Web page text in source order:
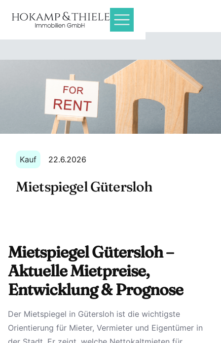
Kauf 22.6.2026
Mietspiegel Gütersloh
Mietspiegel Gütersloh –
Aktuelle Mietpreise,
Entwicklung & Prognose
Der Mietspiegel in Gütersloh ist die wichtigste
Orientierung für Mieter, Vermieter und Eigentümer in